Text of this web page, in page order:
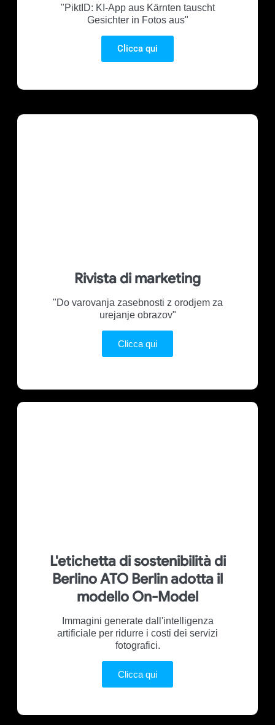
"PiktID: KI-App aus Kärnten tauscht
Gesichter in Fotos aus"
Clicca qui
Rivista di marketing
"Do varovanja zasebnosti z orodjem za
urejanje obrazov"
Clicca qui
L'etichetta di sostenibilità di
Berlino ATO Berlin adotta il
modello On-Model
Immagini generate dall'intelligenza
artificiale per ridurre i costi dei servizi
fotografici.
Clicca qui